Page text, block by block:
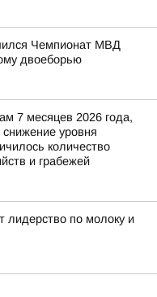
Чемпионат МВД
двоеборью
7 месяцев 2026 года,
уровня
количество
и грабежей
лидерство по молоку и